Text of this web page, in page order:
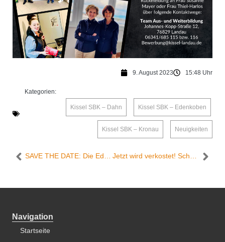
9. August 2023 15:48 Uhr
Kategorien:
Kissel SBK – Dahn Kissel SBK – Edenkoben
Kissel SBK – Kronau Neuigkeiten
SAVE THE DATE: Die Edeka Kissel SBK Märkte in Walldorf machen mit bei der Langen Walldorfer Einkaufsnacht Jetzt wird verkostet! Schauen Sie vorbei im Edeka Kissel SBK in Bad Bergzabern
Navigation
Startseite